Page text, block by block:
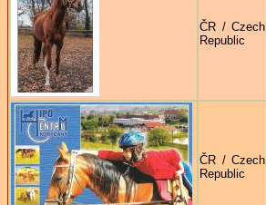
ČR / Czech
Republic
ČR / Czech
Republic